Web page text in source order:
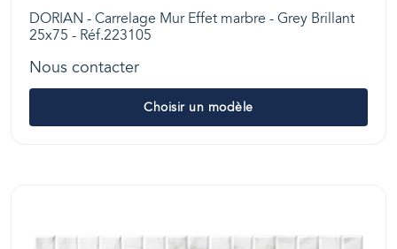
DORIAN - Carrelage Mur Effet marbre - Grey Brillant
25x75 - Réf.223105
Nous contacter
Choisir un modèle